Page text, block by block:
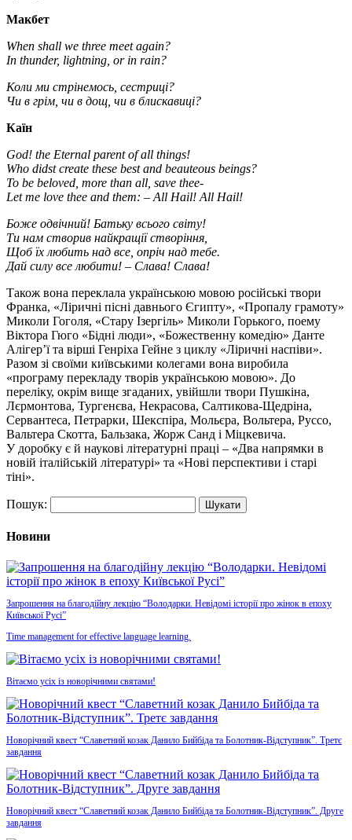
Макбет
When shall we three meet again?
In thunder, lightning, or in rain?
Коли ми стрінемось, сестриці?
Чи в грім, чи в дощ, чи в блискавиці?
Каїн
God! the Eternal parent of all things!
Who didst create these best and beauteous beings?
To be beloved, more than all, save thee-
Let me love thee and them: – All Hail! All Hail!
Боже одвічний! Батьку всього світу!
Ти нам створив найкращії створіння,
Щоб їх любить над все, опріч над тебе.
Дай силу все любити! – Слава! Слава!
Також вона переклала українською мовою російські твори
Франка, «Ліричні пісні давнього Єгипту», «Пропалу грамоту»
Миколи Гоголя, «Стару Ізергіль» Миколи Горького, поему
Віктора Гюго «Бідні люди», «Божественну комедію» Данте
Алігер’ї та вірші Генріха Гейне з циклу «Ліричні наспіви».
Разом зі своїми київськими колегами вона виробила
«програму перекладу творів українською мовою». До
переліку, окрім вище згаданих, увійшли твори Пушкіна,
Лєрмонтова, Тургенєва, Некрасова, Салтикова-Щедріна,
Сервантеса, Петрарки, Шекспіра, Мольєра, Вольтера, Руссо,
Вальтера Скотта, Бальзака, Жорж Санд і Міцкевича.
У доробку є й наукові літературні праці – «Два напрямки в
новій італійській літературі» та «Нові перспективи і старі
тіні».
Пошук:
Новини
Запрошення на благодійну лекцію “Володарки. Невідомі історії про жінок в епоху
Київської Русі”
Time management for effective language learning.
Вітаємо усіх із новорічними святами!
Новорічний квест “Славетний козак Данило Бийбіда та Болотник-Відступник”. Третє
завдання
Новорічний квест “Славетний козак Данило Бийбіда та Болотник-Відступник”. Друге
завдання